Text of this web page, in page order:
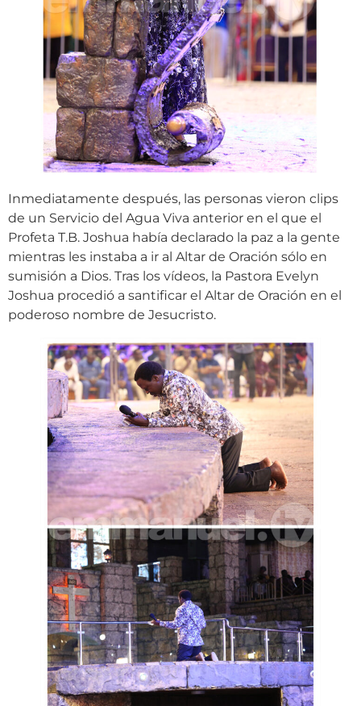
Inmediatamente después, las personas vieron clips
de un Servicio del Agua Viva anterior en el que el
Profeta T.B. Joshua había declarado la paz a la gente
mientras les instaba a ir al Altar de Oración sólo en
sumisión a Dios. Tras los vídeos, la Pastora Evelyn
Joshua procedió a santificar el Altar de Oración en el
poderoso nombre de Jesucristo.